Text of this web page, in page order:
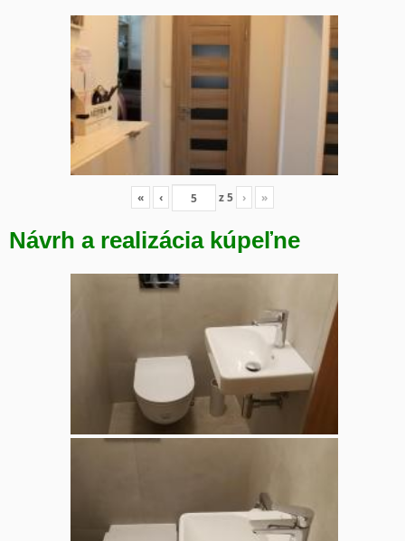
« ‹ z5 › »
Návrh a realizácia kúpeľne